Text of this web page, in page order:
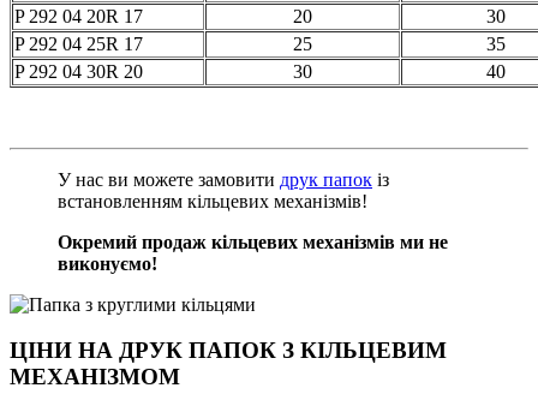
P 292 04 20R 17
20
30
P 292 04 25R 17
25
35
P 292 04 30R 20
30 40
У нас ви можете замовити друк папок із
встановленням кільцевих механізмів!
Окремий продаж кільцевих механізмів ми не
виконуємо!
ЦІНИ НА ДРУК ПАПОК З КІЛЬЦЕВИМ
МЕХАНІЗМОМ